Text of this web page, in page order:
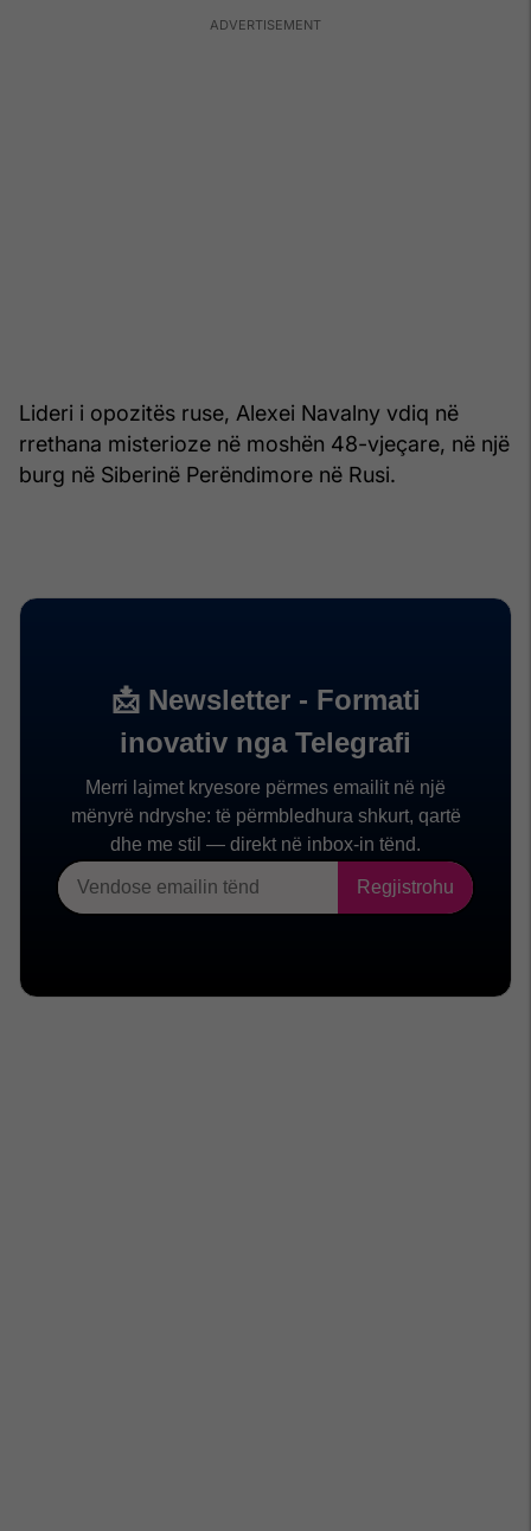
Lideri i opozitës ruse, Alexei Navalny vdiq në
rrethana misterioze në moshën 48-vjeçare, në një
burg në Siberinë Perëndimore në Rusi.